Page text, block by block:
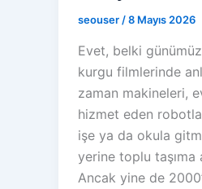
seouser /8 Mayıs 2026
Evet, belki
kurgu filmlerinde
zaman makineleri,
hizmet eden
işe ya da okula
yerine toplu taşıma
Ancak yine de